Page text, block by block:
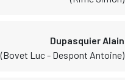
Dupasquier Alain
(Bovet Luc - Despont Antoine)